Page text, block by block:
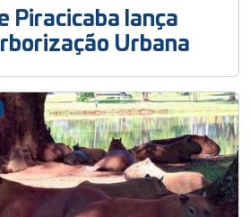
Piracicaba lança
Urbana